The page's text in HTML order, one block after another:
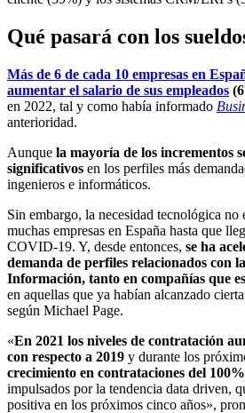
Qué pasará con los
Más de 6 de cada 10 empresas en
aumentar el salario de sus empleados
en 2022, tal y como había informado
anterioridad.
Aunque la mayoría de los incrementos
significativos en los perfiles más
ingenieros e informáticos.
Sin embargo, la necesidad tecnológica no
muchas empresas en España hasta que
COVID-19. Y, desde entonces, se ha
demanda de perfiles relacionados con
Información, tanto en compañías que
en aquellas que ya habían alcanzado
según Michael Page.
«En 2021 los niveles de contratación
con respecto a 2019 y durante los
crecimiento en contrataciones del 100%
impulsados por la tendencia data driven,
positiva en los próximos cinco años»,